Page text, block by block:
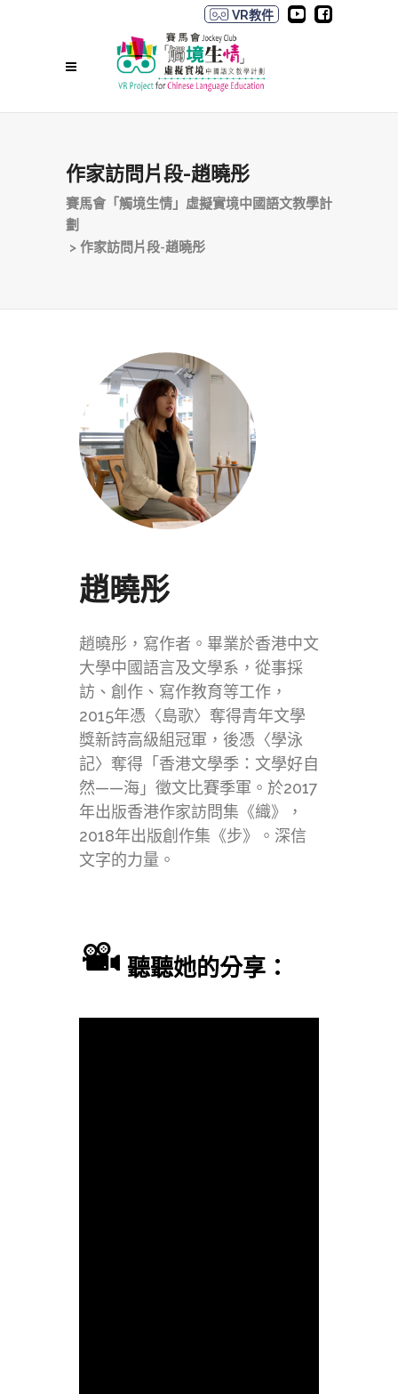
VR教件
作家訪問片段-趙曉彤
賽馬會「觸境生情」虛擬實境中國語文教學計
劃
> 作家訪問片段-趙曉彤
趙曉彤
趙曉彤，寫作者。畢業於香港中文
大學中國語言及文學系，從事採
訪、創作、寫作教育等工作，
2015年憑〈島歌〉奪得青年文學
獎新詩高級組冠軍，後憑〈學泳
記〉奪得「香港文學季：文學好自
然——海」徵文比賽季軍。於2017
年出版香港作家訪問集《織》，
2018年出版創作集《步》。深信
文字的力量。
聽聽她的分享：